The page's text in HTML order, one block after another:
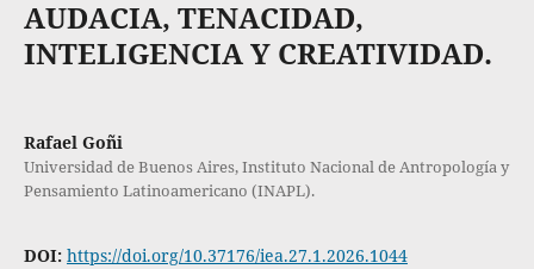
AUDACIA, TENACIDAD,
INTELIGENCIA Y CREATIVIDAD.
Rafael Goñi
Universidad de Buenos Aires, Instituto Nacional de Antropología y
Pensamiento Latinoamericano (INAPL).
DOI: https://doi.org/10.37176/iea.27.1.2026.1044